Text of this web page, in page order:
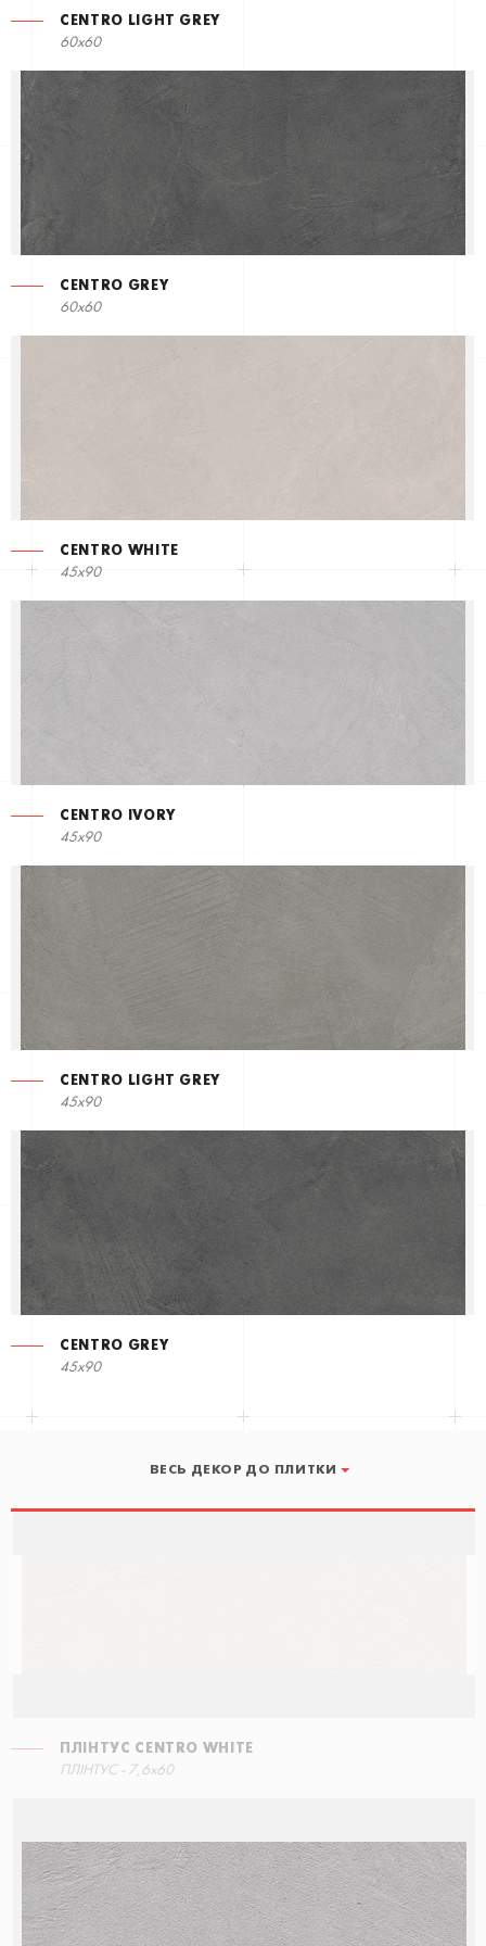
CENTRO LIGHT GREY
60x60
CENTRO GREY
60x60
CENTRO WHITE
45x90
CENTRO IVORY
45x90
CENTRO LIGHT GREY
45x90
CENTRO GREY
45x90
ВЕСЬ ДЕКОР ДО ПЛИТКИ
ПЛІНТУС CENTRO WHITE
ПЛІНТУС - 7,6x60
ПЛІНТУС CENTRO WHITE
7,6x60